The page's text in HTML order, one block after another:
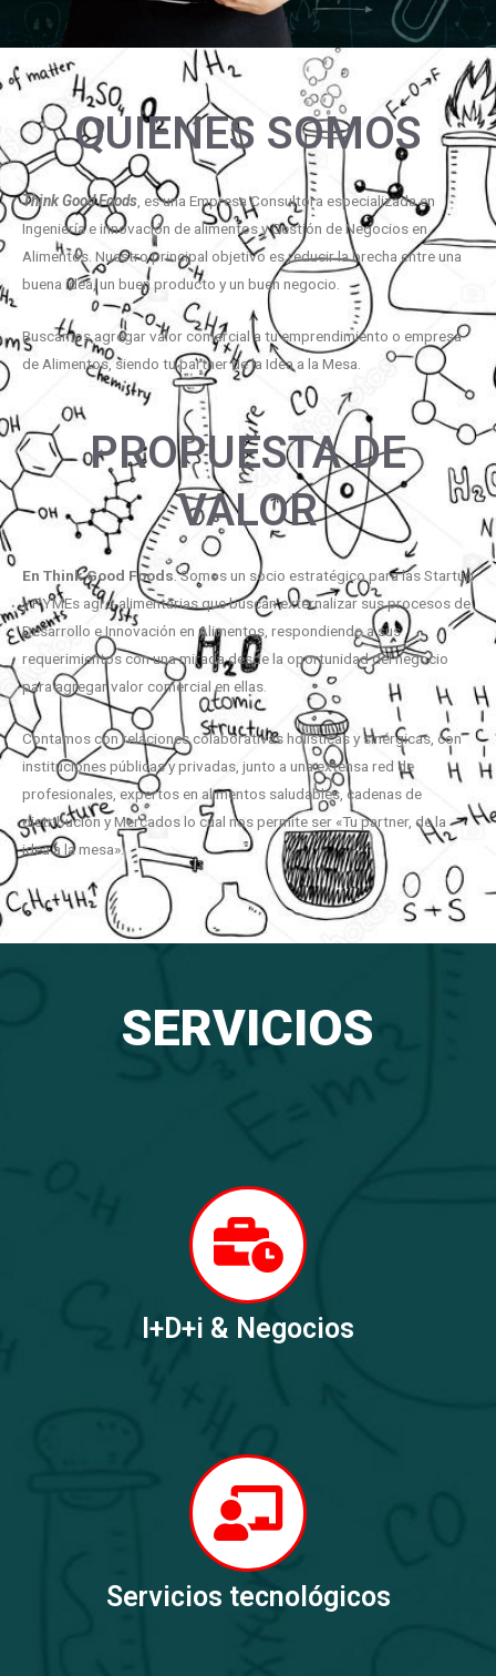
QUIENES SOMOS
Think Good Foods , es una Empresa Consultora especializada en
Ingeniería e innovación de alimentos y Gestión de Negocios en
Alimentos. Nuestro principal objetivo es reducir la brecha entre una
buena idea, un buen producto y un buen negocio.
Buscamos agregar valor comercial a tu emprendimiento o empresa
de Alimentos, siendo tu partner de la Idea a la Mesa.
PROPUESTA DE
VALOR
En ThinkGood Foods. Somos un socio estratégico para las Startup
y PYMEs agro-alimentarias que buscan externalizar sus procesos de
Desarrollo e Innovación en Alimentos, respondiendo a sus
requerimientos con una mirada desde la oportunidad del negocio
para agregar valor comercial en ellas.
Contamos con relaciones colaborativas holísticas y sinérgicas, con
instituciones públicas y privadas, junto a una extensa red de
profesionales, expertos en alimentos saludables, cadenas de
distribución y Mercados lo cual nos permite ser «Tu partner, de la
idea a la mesa».
SERVICIOS
I+D+i & Negocios
Servicios tecnológicos